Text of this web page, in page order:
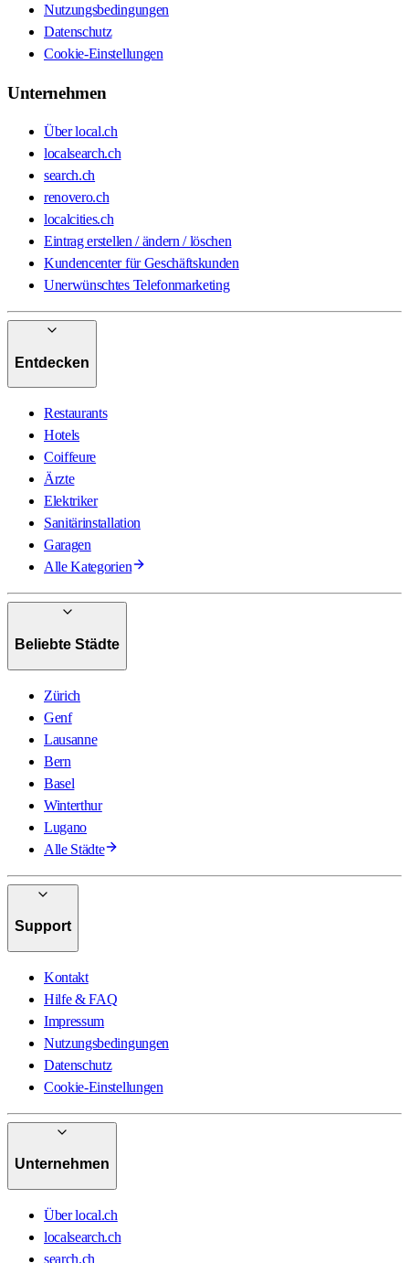
Nutzungsbedingungen
Datenschutz
Cookie-Einstellungen
Unternehmen
Über local.ch
localsearch.ch
search.ch
renovero.ch
localcities.ch
Eintrag erstellen / ändern / löschen
Kundencenter für Geschäftskunden
Unerwünschtes Telefonmarketing
Entdecken
Restaurants
Hotels
Coiffeure
Ärzte
Elektriker
Sanitärinstallation
Garagen
Alle Kategorien
Beliebte Städte
Zürich
Genf
Lausanne
Bern
Basel
Winterthur
Lugano
Alle Städte
Support
Kontakt
Hilfe & FAQ
Impressum
Nutzungsbedingungen
Datenschutz
Cookie-Einstellungen
Unternehmen
Über local.ch
localsearch.ch
search.ch